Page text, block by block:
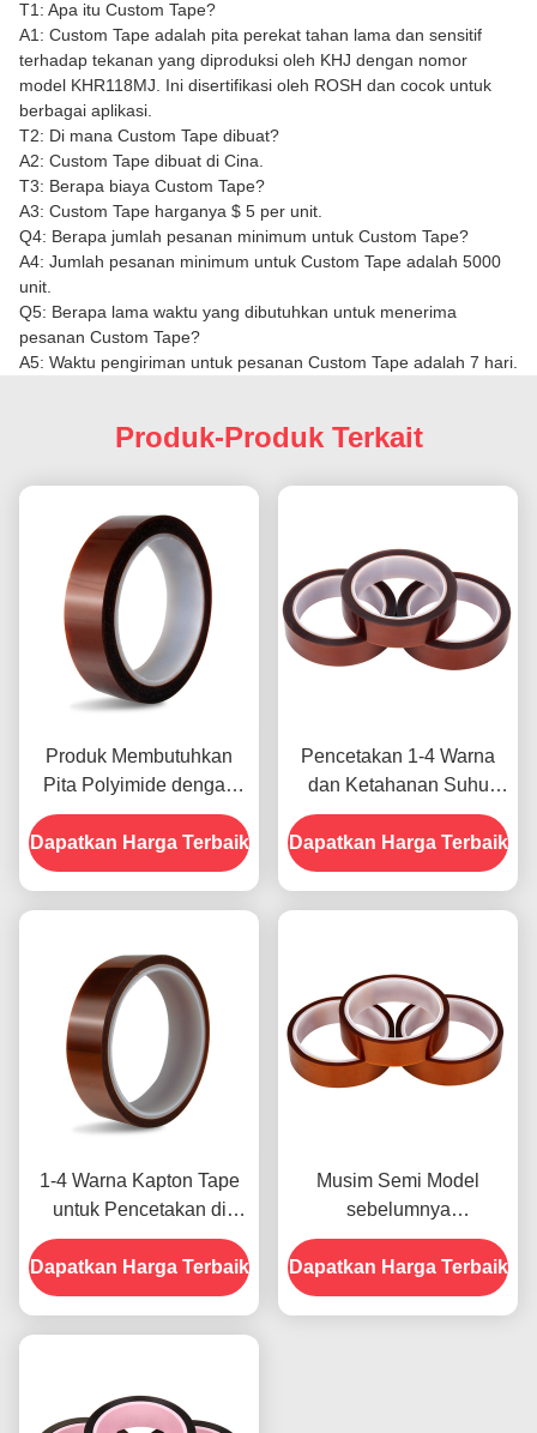
T1: Apa itu Custom Tape?
A1: Custom Tape adalah pita perekat tahan lama dan sensitif
terhadap tekanan yang diproduksi oleh KHJ dengan nomor
model KHR118MJ. Ini disertifikasi oleh ROSH dan cocok untuk
berbagai aplikasi.
T2: Di mana Custom Tape dibuat?
A2: Custom Tape dibuat di Cina.
T3: Berapa biaya Custom Tape?
A3: Custom Tape harganya $ 5 per unit.
Q4: Berapa jumlah pesanan minimum untuk Custom Tape?
A4: Jumlah pesanan minimum untuk Custom Tape adalah 5000
unit.
Q5: Berapa lama waktu yang dibutuhkan untuk menerima
pesanan Custom Tape?
A5: Waktu pengiriman untuk pesanan Custom Tape adalah 7 hari.
Produk-Produk Terkait
Produk Membutuhkan
Pita Polyimide dengan
Resistensi Tegangan
1000V
Dapatkan Harga Terbaik
Pencetakan 1-4 Warna
dan Ketahanan Suhu
-10C-80C Metode
Pembayaran Kartu Kredit
untuk Model Sebelumnya
Dapatkan Harga Terbaik
1-4 Warna Kapton Tape
untuk Pencetakan di
Bagian Depan
Dapatkan Harga Terbaik
Musim Semi Model
sebelumnya
menampilkan Ketahanan
Terhadap Kelembaban
dan Kekuatan Kupas
Dapatkan Harga Terbaik